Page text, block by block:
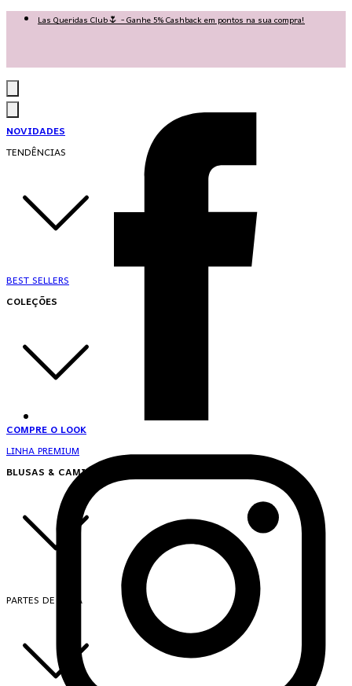
Las Queridas Club🌷 - Ganhe 5% Cashback em pontos na sua compra!
NOVIDADES
TENDÊNCIAS
BEST SELLERS
COLEÇÕES
COMPRE O LOOK
LINHA PREMIUM
BLUSAS & CAMISAS
PARTES DE CIMA